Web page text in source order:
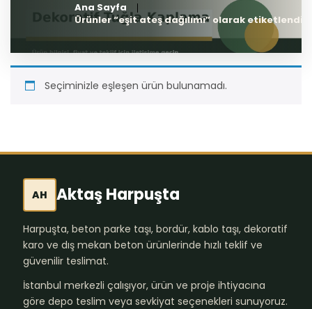
Ana Sayfa
Ürünler “eşit ateş dağılımı” olarak etiketlendi
Seçiminizle eşleşen ürün bulunamadı.
AH Aktaş Harpuşta
Harpuşta, beton parke taşı, bordür, kablo taşı, dekoratif
karo ve dış mekan beton ürünlerinde hızlı teklif ve
güvenilir teslimat.
İstanbul merkezli çalışıyor, ürün ve proje ihtiyacına
göre depo teslim veya sevkiyat seçenekleri sunuyoruz.